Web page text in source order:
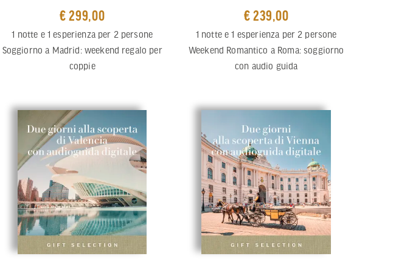
€ 299,00
1 notte e 1 esperienza per 2 persone
Soggiorno a Madrid: weekend regalo per
coppie
€ 239,00
1 notte e 1 esperienza per 2 persone
Weekend Romantico a Roma: soggiorno
con audio guida